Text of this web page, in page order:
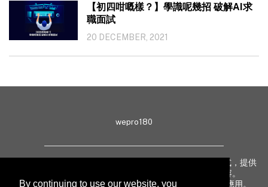
By continuing to use our website, you
【初四咁嘅樣？】學識呢幾招 破解AI求
職面試
20 DECEMBER, 2021
wepro180
wepro180 由 IT 業界專家組成，以生動有趣、深入淺出方式，提供
最新 IT 動態、趨勢、技術、行業熱話、專題報導等內容。
致力提升亞太地區科技知識及網絡安全意識，促進新技術應用。